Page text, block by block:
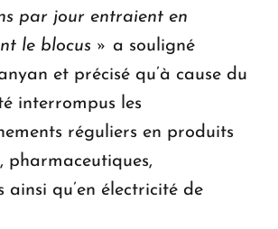
par jour entraient en
le blocus » a souligné
et précisé qu’à cause du
interrompus les
réguliers en produits
pharmaceutiques,
ainsi qu’en électricité de